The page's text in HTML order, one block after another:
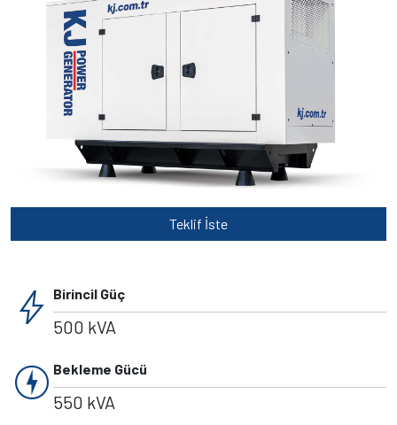
Teklif İste
bolt Birincil Güç
500 kVA
charger Bekleme Gücü
550 kVA